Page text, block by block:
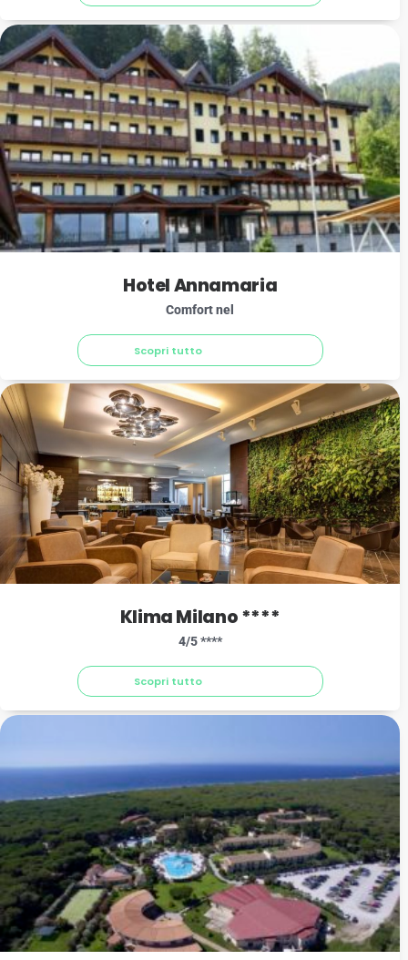
Hotel Annamaria
Comfort nel
Scopri tutto
Klima Milano ****
4/5 ****
Scopri tutto